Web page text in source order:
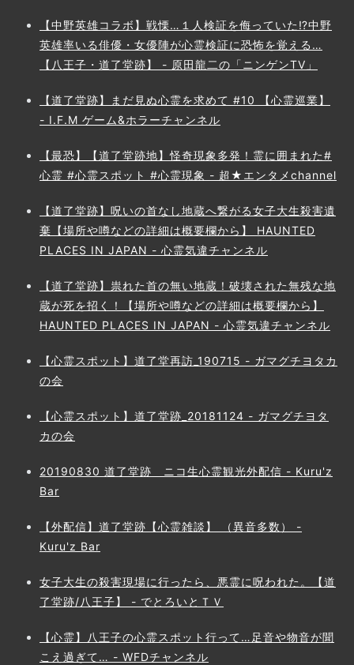
【中野英雄コラボ】戦慄…１人検証を侮っていた⁉中野
英雄率いる俳優・女優陣が心霊検証に恐怖を覚える…
【八王子・道了堂跡】 - 原田龍二の「ニンゲンTV」
【道了堂跡】まだ見ぬ心霊を求めて #10 【心霊巡業】
- I.F.M ゲーム&ホラーチャンネル
【最恐】【道了堂跡地】怪奇現象多発！霊に囲まれた#
心霊 #心霊スポット #心霊現象 - 超★エンタメchannel
【道了堂跡】呪いの首なし地蔵へ繋がる女子大生殺害遺
棄【場所や噂などの詳細は概要欄から】 HAUNTED
PLACES IN JAPAN - 心霊気違チャンネル
【道了堂跡】祟れた首の無い地蔵！破壊された無残な地
蔵が死を招く！【場所や噂などの詳細は概要欄から】
HAUNTED PLACES IN JAPAN - 心霊気違チャンネル
【心霊スポット】道了堂再訪_190715 - ガマグチヨタカ
の会
【心霊スポット】道了堂跡_20181124 - ガマグチヨタ
カの会
20190830 道了堂跡 ニコ生心霊観光外配信 - Kuru'z
Bar
【外配信】道了堂跡【心霊雑談】 （異音多数） -
Kuru'z Bar
女子大生の殺害現場に行ったら、悪霊に呪われた。【道
了堂跡/八王子】 - でとろいとＴＶ
【心霊】八王子の心霊スポット行って…足音や物音が聞
こえ過ぎて… - WFDチャンネル